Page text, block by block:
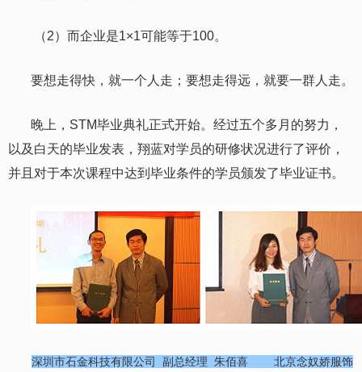
（2） 而企业是1×1可能等于100。
要想走得快，就一个人走；要想走得远，就要一群人走。
晚上，STM毕业典礼正式开始。经过五个多月的努力，
以及白天的毕业发表，翔蓝对学员的研修状况进行了评价，
并且对于本次课程中达到毕业条件的学员颁发了毕业证书。
深圳市石金科技有限公司 副总经理 朱佰喜 北京念奴娇服饰